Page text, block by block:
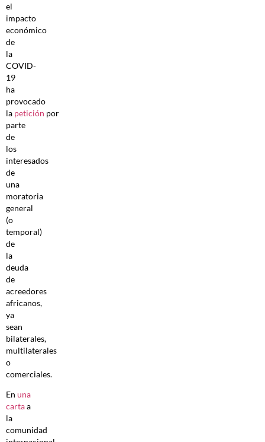
el
impacto
económico
de
la
COVID-
19
ha
provocado
la petición por
parte
de
los
interesados
de
una
moratoria
general
(o
temporal)
de
la
deuda
de
acreedores
africanos,
ya
sean
bilaterales,
multilaterales
o
comerciales.
En una
cartaa
la
comunidad